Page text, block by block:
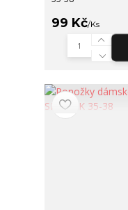
99 Kč/Ks